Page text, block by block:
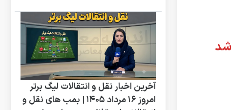
آخرین اخبار نقل و انتقالات لیگ برتر
امروز 16 مرداد 1405 | بمب های نقل و